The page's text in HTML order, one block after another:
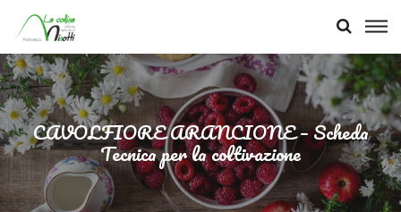
CAVOLFIORE ARANCIONE – Scheda
Tecnica per la coltivazione